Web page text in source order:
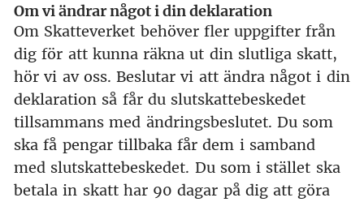
Om vi ändrar något i din deklaration
Om Skatteverket behöver fler uppgifter från
dig för att kunna räkna ut din slutliga skatt,
hör vi av oss. Beslutar vi att ändra något i din
deklaration så får du slutskattebeskedet
tillsammans med ändringsbeslutet. Du som
ska få pengar tillbaka får dem i samband
med slutskattebeskedet. Du som i stället ska
betala in skatt har 90 dagar på dig att göra